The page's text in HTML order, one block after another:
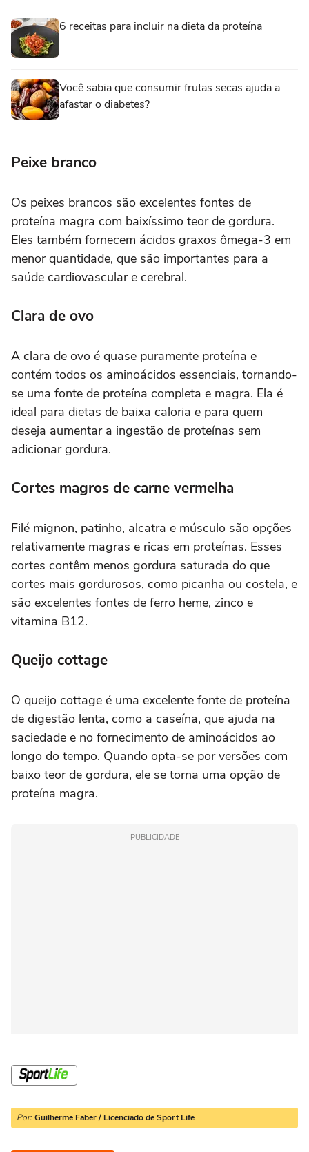
6 receitas para incluir na dieta da proteína
Você sabia que consumir frutas secas ajuda a
afastar o diabetes?
Peixe branco
Os peixes brancos são excelentes fontes de
proteína magra com baixíssimo teor de gordura.
Eles também fornecem ácidos graxos ômega-3 em
menor quantidade, que são importantes para a
saúde cardiovascular e cerebral.
Clara de ovo
A clara de ovo é quase puramente proteína e
contém todos os aminoácidos essenciais, tornando-
se uma fonte de proteína completa e magra. Ela é
ideal para dietas de baixa caloria e para quem
deseja aumentar a ingestão de proteínas sem
adicionar gordura.
Cortes magros de carne vermelha
Filé mignon, patinho, alcatra e músculo são opções
relativamente magras e ricas em proteínas. Esses
cortes contêm menos gordura saturada do que
cortes mais gordurosos, como picanha ou costela, e
são excelentes fontes de ferro heme, zinco e
vitamina B12.
Queijo cottage
O queijo cottage é uma excelente fonte de proteína
de digestão lenta, como a caseína, que ajuda na
saciedade e no fornecimento de aminoácidos ao
longo do tempo. Quando opta-se por versões com
baixo teor de gordura, ele se torna uma opção de
proteína magra.
PUBLICIDADE
Por: Guilherme Faber / Licenciado de Sport Life